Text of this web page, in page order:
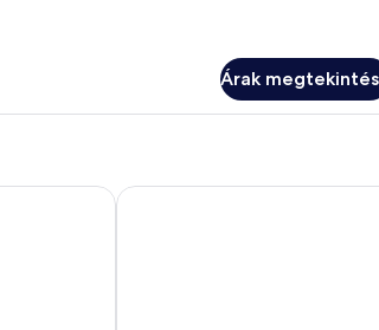
Árak
Danubius Hotel Marina